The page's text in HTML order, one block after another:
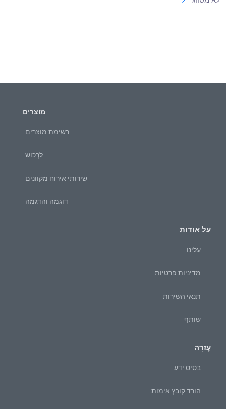
מוצרים
רשימת מוצרים
לִרְכּוֹשׁ
שירותי אירוח מקוונים
דוגמה והדגמה
על אודות
עלינו
מדיניות פרטיות
תנאי השירות
שותף
עֶזרָה
בסיס ידע
הורד קובץ אימות